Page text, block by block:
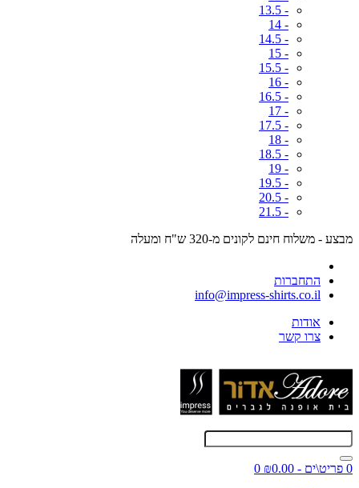
- 13.5
- 14
- 14.5
- 15
- 15.5
- 16
- 16.5
- 17
- 17.5
- 18
- 18.5
- 19
- 19.5
- 20.5
- 21.5
מבצע - משלוח חינם לקונים מ-320 ש"ח ומעלה
התחברות
info@impress-shirts.co.il
אודות
צרו קשר
0 פריט\ים - ₪0.00
0